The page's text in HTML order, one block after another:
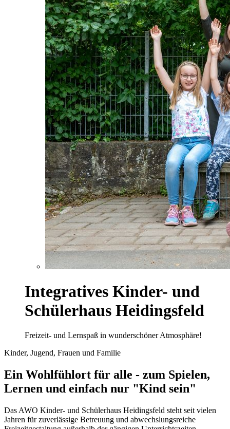
Integratives Kinder- und
Schülerhaus Heidingsfeld
Freizeit- und Lernspaß in wunderschöner Atmosphäre!
Kinder, Jugend, Frauen und Familie
Ein Wohlfühlort für alle - zum Spielen,
Lernen und einfach nur "Kind sein"
Das AWO Kinder- und Schülerhaus Heidingsfeld steht seit vielen
Jahren für zuverlässige Betreuung und abwechslungsreiche